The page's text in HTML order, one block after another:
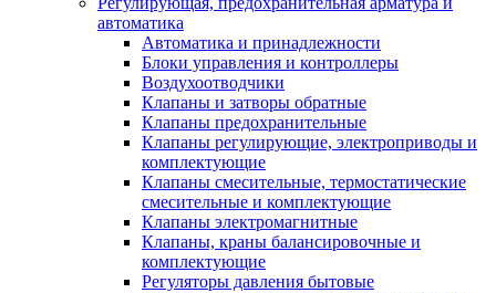
автоматика
Автоматика и принадлежности
Блоки управления и контроллеры
Воздухоотводчики
Клапаны и затворы обратные
Клапаны предохранительные
Клапаны регулирующие, электроприводы и
комплектующие
Клапаны смесительные, термостатические
смесительные и комплектующие
Клапаны электромагнитные
Клапаны, краны балансировочные и
комплектующие
Регуляторы давления бытовые